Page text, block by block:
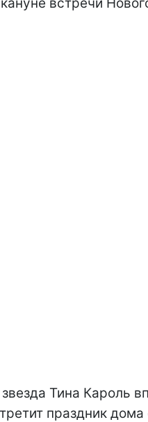
Тина Кароль
праздник дома